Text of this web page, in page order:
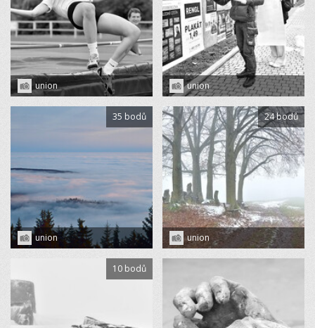
union union
union
35 bodů
union
24 bodů
10 bodů